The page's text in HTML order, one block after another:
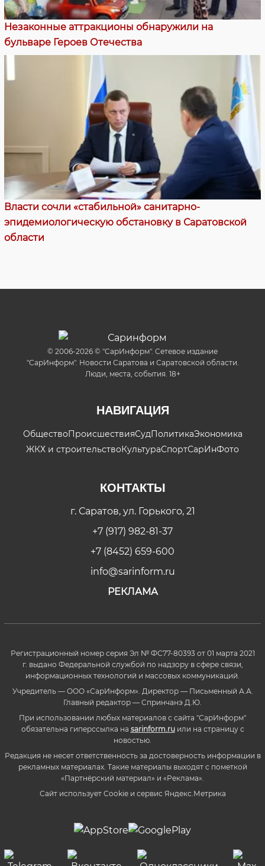
Незаконные аттракционы обнаружили на
бульваре Героев Отечества
Власти сочли «стабильной» санитарно-
эпидемиологическую обстановку в Саратовской
области
© 2006-2026 © "СарИнформ". Сетевое издание
"СарИнформ". Новости Саратова и Саратовской области.
Люди, места, события. 18+
НАВИГАЦИЯ
ОбществоПроисшествияСудПолитикаЭкономика
ЖКХ и строительствоКультураСпортСарИнФото
КОНТАКТЫ
г. Саратов, ул. Горького, 21
+7 (917) 982-81-37
+7 (8452) 659-600
info@sarinform.ru
РЕКЛАМА
Регистрационный номер серия Эл № ФС77-80393 от 01 марта 2021
г. выдано Федеральной службой по надзору в сфере связи,
информационных технологий и массовых коммуникаций.
Учредитель — ООО «СарИнформ». Директор — Письменный А.А.
Главный редактор — Спринчанэ Д.Ю.
При использовании любых материалов с сайта "СарИнформ"
обязательна гиперссылка на sarinform.ruили на страницу с
новостью.
Редакция не несет ответственность за достоверность информации в
рекламных материалах. Такие материалы выходят с пометкой
«Партнёрский материал» и «Реклама».
Сайт использует Cookie и сервиc Яндекс.Метрика